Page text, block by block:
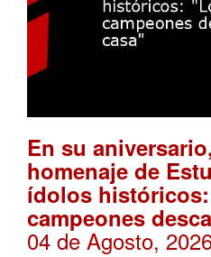
En su
homenaje de
ídolos
campeones
04 de Agosto,